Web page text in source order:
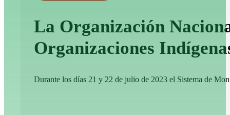
La Organización
Organizaciones
Durante los días 21 y 22 de julio de 2023 el Sistema de